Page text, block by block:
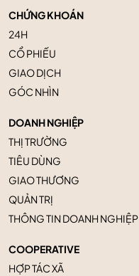
CHỨNG KHOÁN
24H
CỔ PHIẾU
GIAO DỊCH
GÓC NHÌN
DOANH NGHIỆP
THỊ TRƯỜNG
TIÊU DÙNG
GIAO THƯƠNG
QUẢN TRỊ
THÔNG TIN DOANH NGHIỆP
COOPERATIVE
HỢP TÁC XÃ